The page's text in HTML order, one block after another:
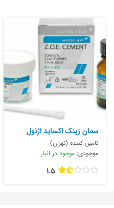
سمان زینک اکساید اژنول
Z.O.E. Cement
تامین کننده (تهران)
موجودی: موجود در انبار
1.5